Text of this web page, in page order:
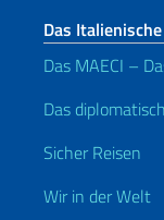
Das
Das MAECI –
Das
Sicher Reisen
Wir in der Welt